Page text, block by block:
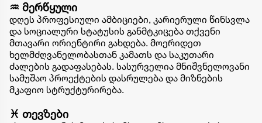
♒ მერწყული
დღეს პროფესიული ამბიციები, კარიერული წინსვლა
და სოციალური სტატუსის განმტკიცება თქვენი
მთავარი ორიენტირი გახდება. მოერიდეთ
ხელმძღვანელობასთან კამათს და საკუთარი
ძალების გადაფასებას. სასურველია მნიშვნელოვანი
სამუშაო პროექტების დასრულება და მიზნების
მკაფიო სტრუქტურირება.
♓ თევზები